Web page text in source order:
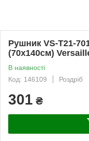
Рушник VS-T21-
(70х140см)
В наявності
Код: 146109
Роздріб
301 ₴